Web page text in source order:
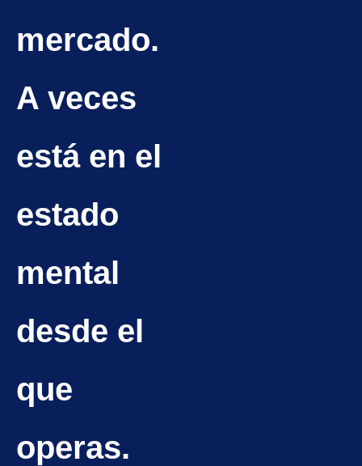
mercado.
A veces
está en el
estado
mental
desde el
que
operas.